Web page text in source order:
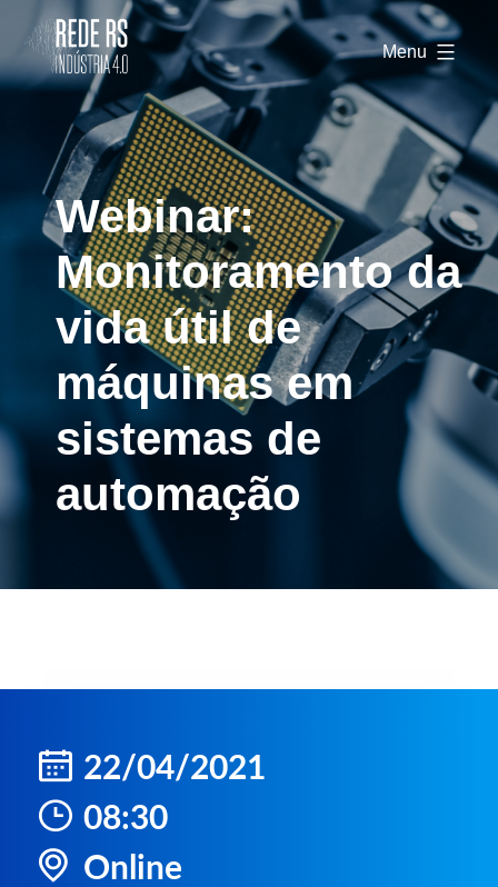
Rede
RS
Indústria
Menu
Webinar:
Monitoramento da
vida útil de
máquinas em
sistemas de
automação
22/04/2021
08:30
Online